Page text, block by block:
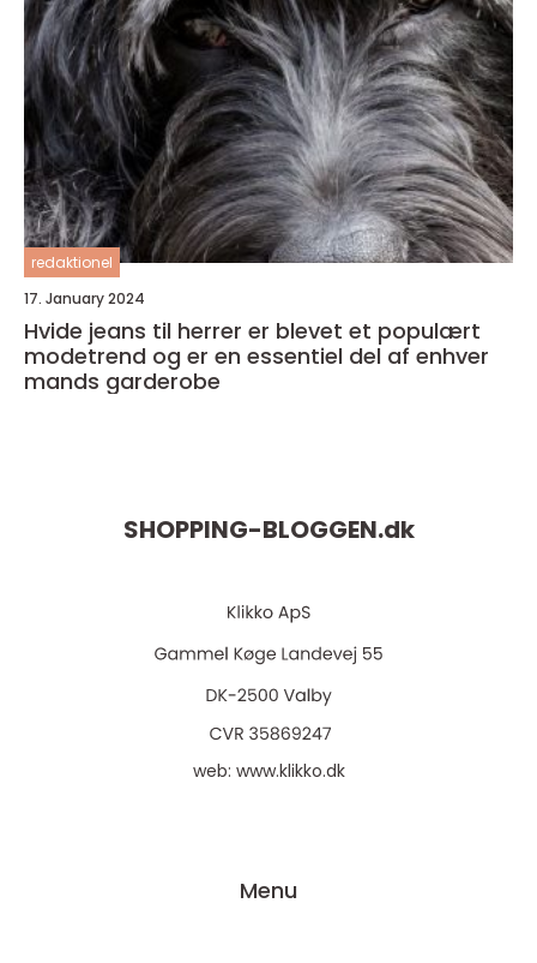
redaktionel
17. January 2024
Hvide jeans til herrer er blevet et populært
modetrend og er en essentiel del af enhver
mands garderobe
SHOPPING-BLOGGEN.dk
web: www.klikko.dk
Menu